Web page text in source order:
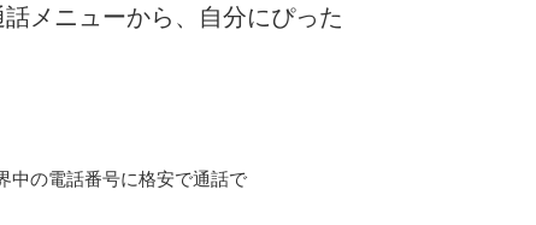
メニューから、自分にぴった
中の電話番号に格安で通話で